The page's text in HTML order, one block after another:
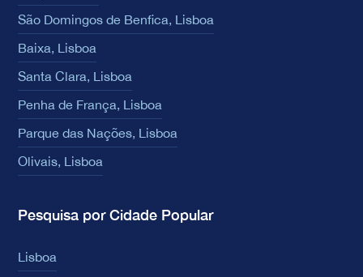
São Domingos de Benfica, Lisboa
Baixa, Lisboa
Santa Clara, Lisboa
Penha de França, Lisboa
Parque das Nações, Lisboa
Olivais, Lisboa
Pesquisa por Cidade Popular
Lisboa